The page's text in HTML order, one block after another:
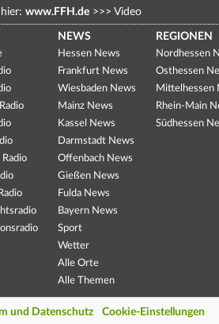
www.FFH.de >>> Video
Radio
NEWS
Hessen News
Frankfurt News
Wiesbaden News
Mainz News
Kassel News
Darmstadt News
Offenbach News
Gießen News
Fulda News
Bayern News
Sport
Wetter
Alle Orte
Alle Themen
REGIONEN
Nordhessen
Osthessen
Mittelhessen
Rhein-Main
Südhessen
und Datenschutz Cookie-Einstellungen